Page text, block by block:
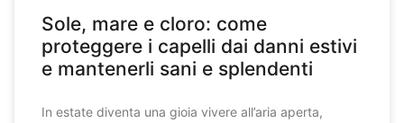
Sole, mare e cloro: come
proteggere i capelli dai danni estivi
e mantenerli sani e splendenti
In estate diventa una gioia vivere all’aria aperta,